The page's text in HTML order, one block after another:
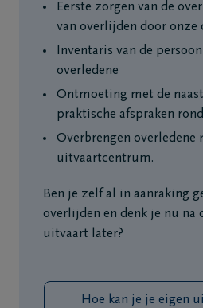
Eerste zorgen van de
van overlijden door onze
Inventaris van de
overledene
Ontmoeting met de
praktische afspraken
Overbrengen overledene
uitvaartcentrum.
Ben je zelf al in aanraking
overlijden en denk je nu na
uitvaart later?
Hoe kan je je eigen